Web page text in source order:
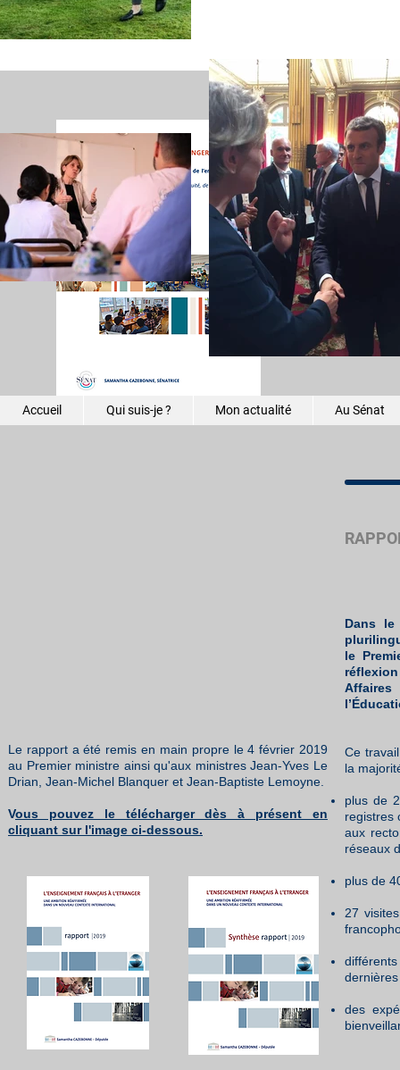
Une
mission
Le rapport a été remis en main propre le 4 février 2019
au Premier ministre ainsi qu'aux ministres Jean-Yves Le
Drian, Jean-Michel Blanquer et Jean-Baptiste Lemoyne.
Vous pouvez le télécharger dès à présent en
cliquant sur l'image ci-dessous.
Dans
le
Ce
la
plus de
registres
aux
réseaux
plus de
27
des
Accueil Qui suis-je ? Mon actualité Au Sénat